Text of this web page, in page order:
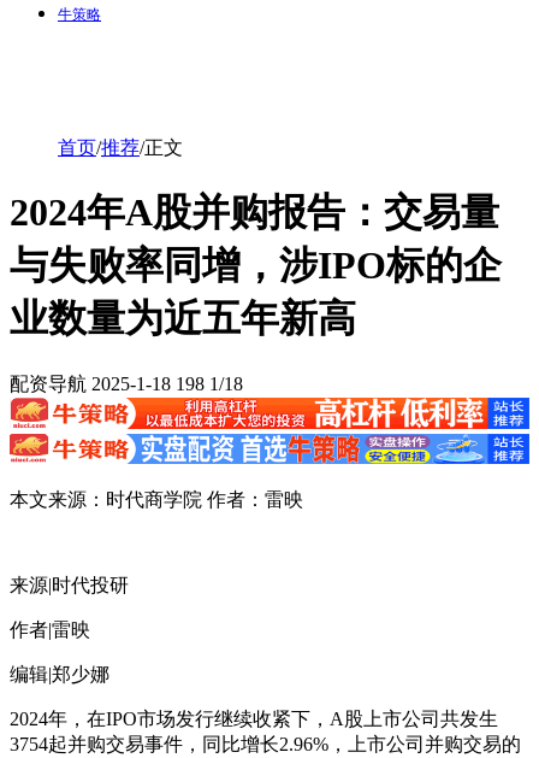
牛策略
首页/推荐/正文
2024年A股并购报告：交易量
与失败率同增，涉IPO标的企
业数量为近五年新高
配资导航 2025-1-18 198 1/18
本文来源：时代商学院 作者：雷映
来源|时代投研
作者|雷映
编辑|郑少娜
2024年，在IPO市场发行继续收紧下，A股上市公司共发生
3754起并购交易事件，同比增长2.96%，上市公司并购交易的